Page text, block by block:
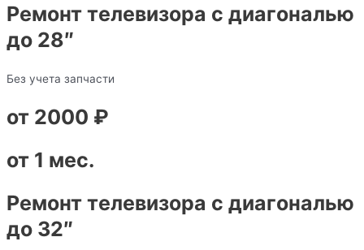
Ремонт телевизора с диагональю
до 28″
Без учета запчасти
от 2000 ₽
от 1 мес.
Ремонт телевизора с диагональю
до 32″